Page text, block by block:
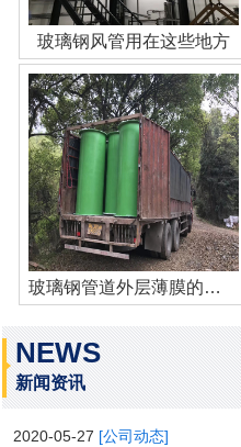
玻璃钢风管用在这些地方
玻璃钢管道外层薄膜的作用
NEWS
新闻资讯
2020-05-27 [公司动态]